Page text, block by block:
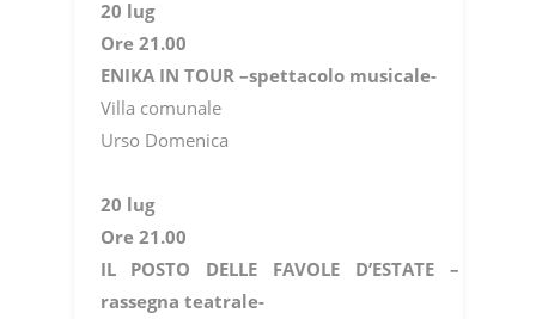
20 lug
Ore 21.00
ENIKA IN TOUR –spettacolo musicale-
Villa comunale
Urso Domenica
20 lug
Ore 21.00
IL POSTO DELLE FAVOLE D’ESTATE –
rassegna teatrale-